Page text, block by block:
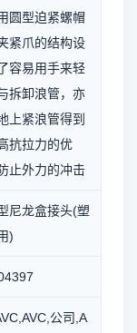
圆型迫紧螺帽
紧爪的结构设
容易用手来轻
拆卸浪管，亦
上紧浪管得到
抗拉力的优
止外力的冲击
尼龙盒接头(塑
)
公司,A